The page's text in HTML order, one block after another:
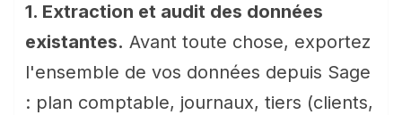
1. Extraction et audit des données
existantes. Avant toute chose, exportez
l'ensemble de vos données depuis Sage
: plan comptable, journaux, tiers (clients,